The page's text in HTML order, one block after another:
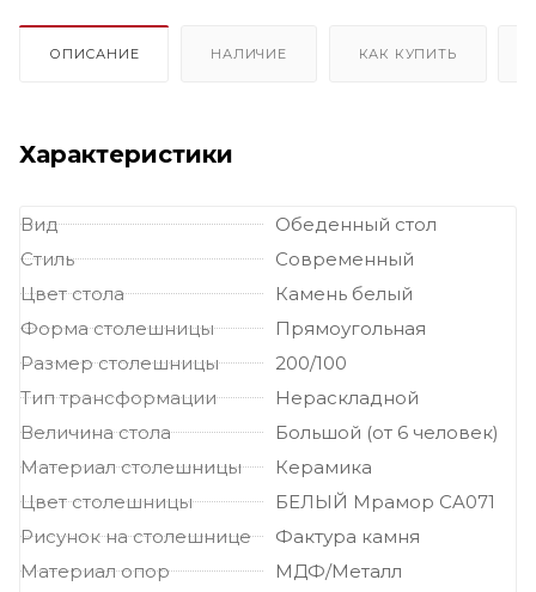
Белые большие столы
ОПИСАНИЕ НАЛИЧИЕ КАК КУПИТЬ
Характеристики
Вид
Обеденный стол
Стиль
Современный
Цвет стола
Камень белый
Форма столешницы
Прямоугольная
Размер столешницы
200/100
Тип трансформации
Нераскладной
Величина стола
Большой (от 6 человек)
Материал столешницы
Керамика
Цвет столешницы
БЕЛЫЙ Мрамор CA071
Рисунок на столешнице
Фактура камня
Материал опор
МДФ/Металл